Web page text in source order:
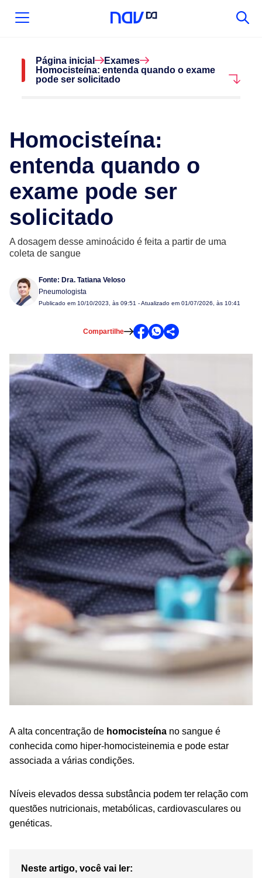
Página inicial
Exames
Homocisteína: entenda quando o exame
pode ser solicitado
Homocisteína:
entenda quando o
exame pode ser
solicitado
A dosagem desse aminoácido é feita a partir de uma
coleta de sangue
Fonte: Dra. Tatiana Veloso
Pneumologista
Publicado em 10/10/2023, às 09:51 - Atualizado em 01/07/2026, às 10:41
Compartilhe
A alta concentração de homocisteína no sangue é
conhecida como hiper-homocisteinemia e pode estar
associada a várias condições.
Níveis elevados dessa substância podem ter relação com
questões nutricionais, metabólicas, cardiovasculares ou
genéticas.
Neste artigo, você vai ler: